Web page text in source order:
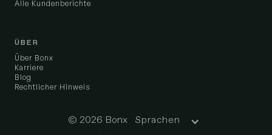
Alle Kundenberichte
ÜBER
Über Bonx
Karriere
Blog
Rechtlicher Hinweis
© 2026 Bonx Sprachen